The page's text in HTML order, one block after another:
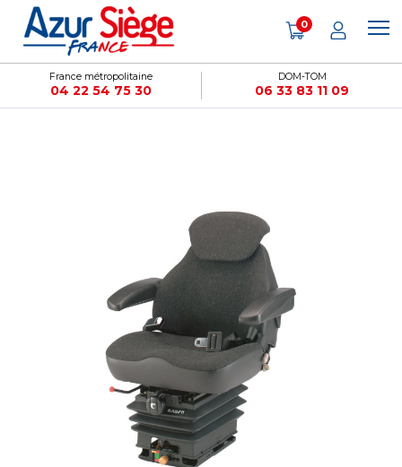
France métropolitaine
04 22 54 75 30
DOM-TOM
06 33 83 11 09
0
Panneau de gestion des cookies